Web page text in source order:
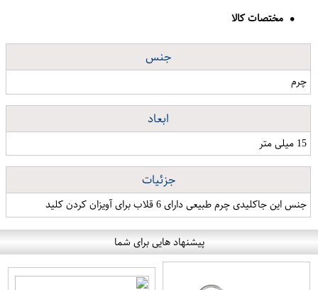
مختصات کالا
جنس
چرم
ابعاد
15 میلی متر
جزئیات
جنس این جاکلیدی چرم طبیعی دارای 6 قلاب برای آویزان کردن کلید
پیشنهاد هایی برای شما